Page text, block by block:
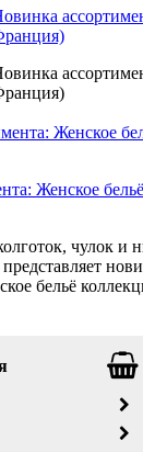
Женское
чулок и
бельё